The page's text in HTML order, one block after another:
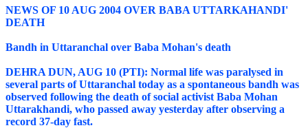
NEWS OF 10 AUG 2004 OVER BABA UTTARKAHANDI'
DEATH
Bandh in Uttaranchal over Baba Mohan's death
DEHRA DUN, AUG 10 (PTI): Normal life was paralysed in
several parts of Uttaranchal today as a spontaneous bandh was
observed following the death of social activist Baba Mohan
Uttarakhandi, who passed away yesterday after observing a
record 37-day fast.